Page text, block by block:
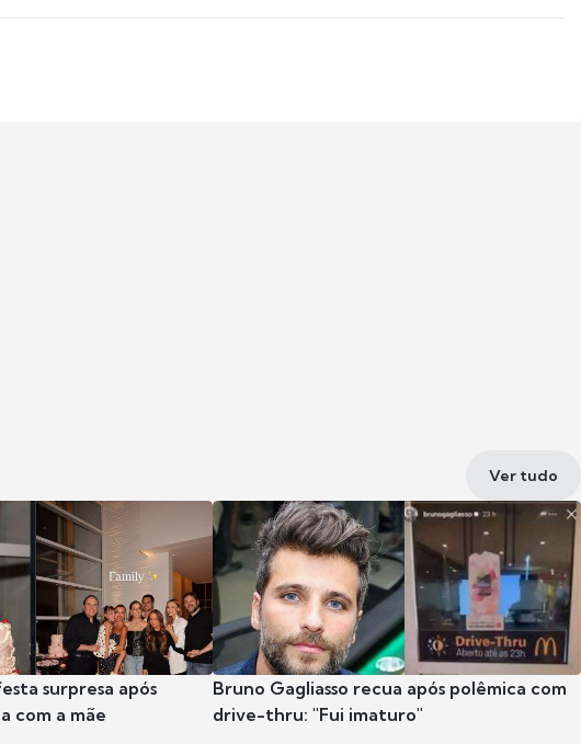
Ver tudo
surpresa após
com a mãe
Bruno Gagliasso recua após polêmica com
drive-thru: "Fui imaturo"